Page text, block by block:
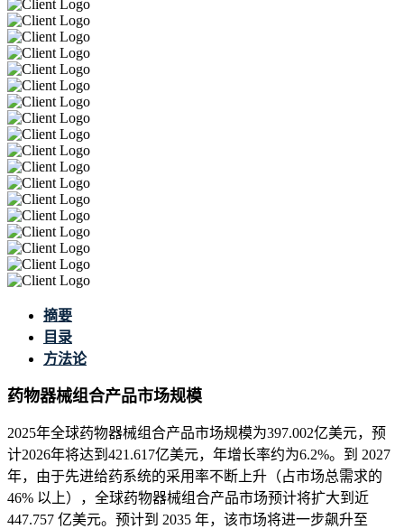
摘要
目录
方法论
药物器械组合产品市场规模
2025年全球药物器械组合产品市场规模为397.002亿美元，预
计2026年将达到421.617亿美元，年增长率约为6.2%。到 2027
年，由于先进给药系统的采用率不断上升（占市场总需求的
46% 以上），全球药物器械组合产品市场预计将扩大到近
447.757 亿美元。预计到 2035 年，该市场将进一步飙升至